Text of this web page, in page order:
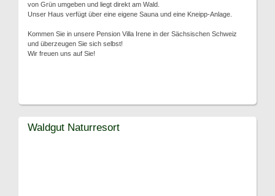
von Grün umgeben und liegt direkt am Wald.
Unser Haus verfügt über eine eigene Sauna und eine Kneipp-Anlage.
Kommen Sie in unsere Pension Villa Irene in der Sächsischen Schweiz
und überzeugen Sie sich selbst!
Wir freuen uns auf Sie!
Waldgut Naturresort